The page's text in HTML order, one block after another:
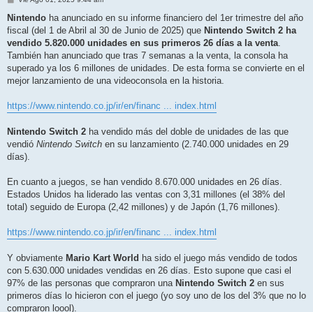
n
a
j
Nintendo ha anunciado en su informe financiero del 1er trimestre del año
fiscal (del 1 de Abril al 30 de Junio de 2025) que Nintendo Switch 2 ha
vendido 5.820.000 unidades en sus primeros 26 días a la venta.
También han anunciado que tras 7 semanas a la venta, la consola ha
superado ya los 6 millones de unidades. De esta forma se convierte en el
mejor lanzamiento de una videoconsola en la historia.
https://www.nintendo.co.jp/ir/en/financ ... index.html
Nintendo Switch 2 ha vendido más del doble de unidades de las que
vendió Nintendo Switch en su lanzamiento (2.740.000 unidades en 29
días).
En cuanto a juegos, se han vendido 8.670.000 unidades en 26 días.
Estados Unidos ha liderado las ventas con 3,31 millones (el 38% del
total) seguido de Europa (2,42 millones) y de Japón (1,76 millones).
https://www.nintendo.co.jp/ir/en/financ ... index.html
Y obviamente Mario Kart World ha sido el juego más vendido de todos
con 5.630.000 unidades vendidas en 26 días. Esto supone que casi el
97% de las personas que compraron una Nintendo Switch 2 en sus
primeros días lo hicieron con el juego (yo soy uno de los del 3% que no lo
compraron loool).